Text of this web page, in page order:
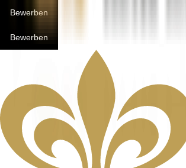
Bewerben
Bewerben